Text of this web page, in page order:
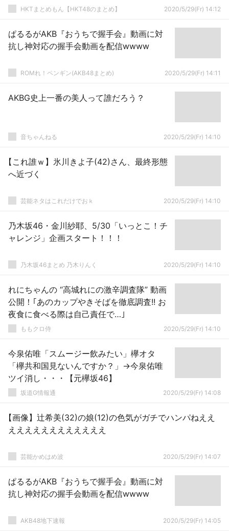
HKTまとめもん【HKT48のまとめ】 2020/5/29(Fr) 14:12
ぱるるがAKB『おうちで握手会』動画に対
抗し神対応の握手会動画を配信wwww
ROMれ！ペンギン(AKB48まとめ) 2020/5/29(Fr) 14:11
AKBG史上一番の美人って誰だろう？
音ちゃんねる 2020/5/29(Fr) 14:10
【これ誰ｗ】氷川きよ子(42)さん、最終形態
へ近づく
芸能ネタはこれだけでおｋ 2020/5/29(Fr) 14:10
乃木坂46・金川紗耶、5/30「いっとこ！チ
ャレンジ」企画スタート！！！
乃木坂46まとめ 乃木りんく 2020/5/29(Fr) 14:10
れにちゃんの “高城れにの激辛調査隊” 動画
公開！｢あのカップやきそばを徹底調査!! お
夜食に食べる際は自己責任で…｣
ももクロ侍 2020/5/29(Fr) 14:10
今泉佑唯「スムージー飲みたい」欅オタ
「欅共和国見ないんですか？」→今泉佑唯
ツイ消し・・・【元欅坂46】
坂道G情報通 2020/5/29(Fr) 14:08
【画像】辻希美(32)の娘(12)の色気がガチでハンパねええ
ええええええええええええ
芸能かめはめ波 2020/5/29(Fr) 14:07
ぱるるがAKB『おうちで握手会』動画に対
抗し神対応の握手会動画を配信wwww
AKB48地下速報 2020/5/29(Fr) 14:05